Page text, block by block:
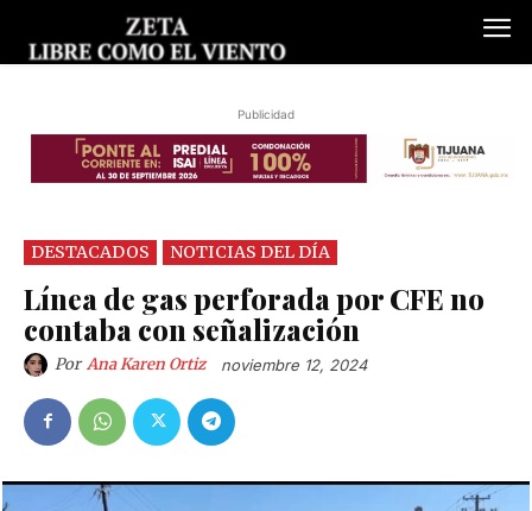
Publicidad
DESTACADOS NOTICIAS DEL DÍA
Línea de gas perforada por CFE no
contaba con señalización
Por Ana Karen Ortiz noviembre 12, 2024